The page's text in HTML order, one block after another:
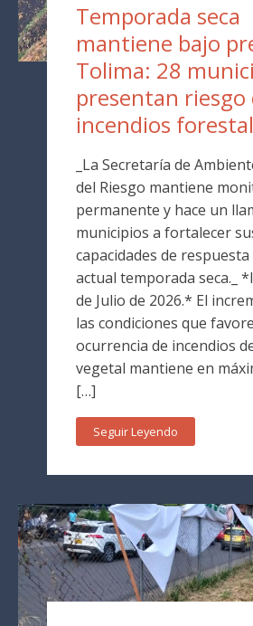
Temporada seca
mantiene bajo
Tolima: 28
presentan riesgo
incendios
_La Secretaría de
del Riesgo mantiene
permanente y hace un
municipios a fortalecer
capacidades de
actual temporada seca._
de Julio de 2026.* El
las condiciones que
ocurrencia de incendios
vegetal mantiene en
[…]
Seguir Leyendo